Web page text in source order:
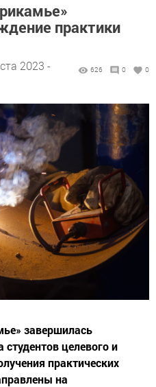
практики
2023 -
626 0 0
завершилась
целевого и
практических
на